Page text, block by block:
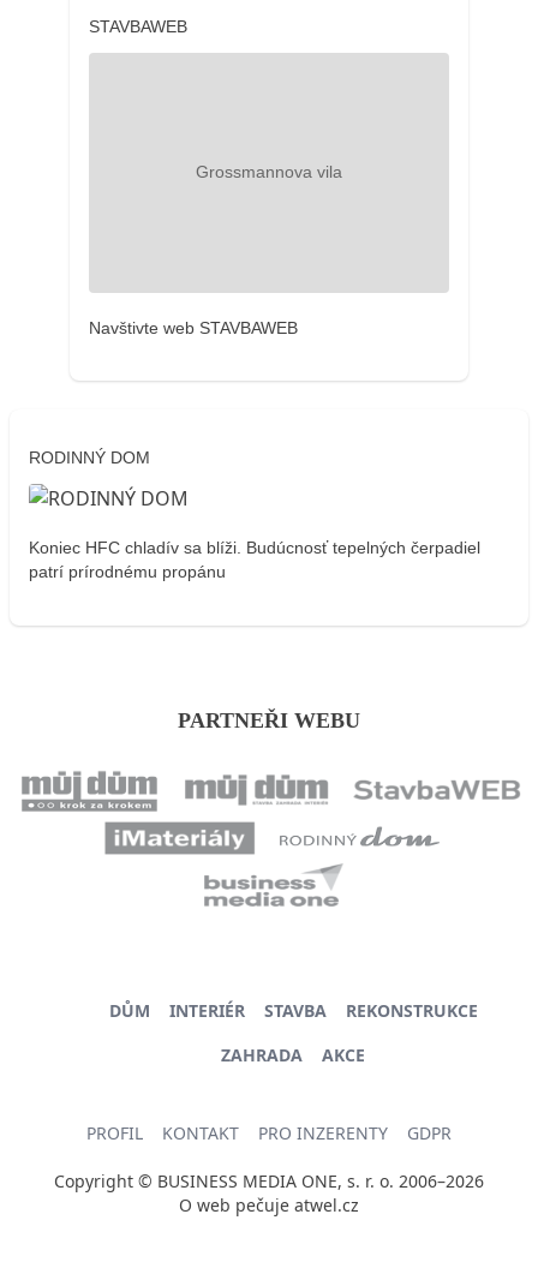
STAVBAWEB
Navštivte web STAVBAWEB
RODINNÝ DOM
Koniec HFC chladív sa blíži. Budúcnosť tepelných čerpadiel
patrí prírodnému propánu
PARTNEŘI WEBU
DŮM INTERIÉR STAVBA
REKONSTRUKCE
ZAHRADA
AKCE
PROFIL KONTAKT PRO INZERENTY GDPR
Copyright © BUSINESS MEDIA ONE, s. r. o. 2006–2026